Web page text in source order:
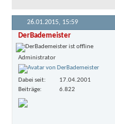
26.01.2015, 15:59
DerBademeister
Administrator
Dabei seit
17.04.2001
Beiträge
6.822